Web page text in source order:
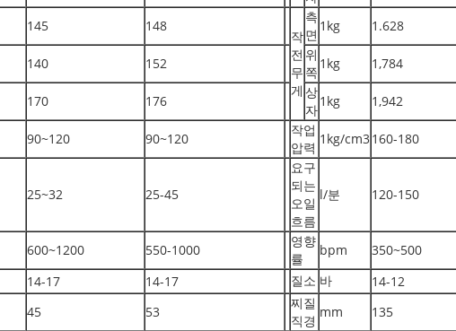
145 148
작
전
무
게
측
면
1kg 1.628
140 152
위
쪽
1kg 1,784
170 176
상
자
1kg 1,942
90~120 90~120
작업
압력
1kg/cm3160-180
25~32 25-45
요구
되는
오일
흐름
l/분 120-150
600~1200 550-1000
영향
률
bpm 350~500
14-17 14-17 질소 바 14-12
45 53
찌질
직경
mm 135